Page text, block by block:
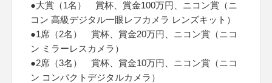
●大賞（1名） 賞杯、賞金100万円、ニコン賞（ニ
コン 高級デジタル一眼レフカメラ レンズキット）
●1席（2名） 賞杯、賞金20万円、ニコン賞（ニコ
ン ミラーレスカメラ）
●2席（3名） 賞杯、賞金10万円、ニコン賞（ニコ
ン コンパクトデジタルカメラ）